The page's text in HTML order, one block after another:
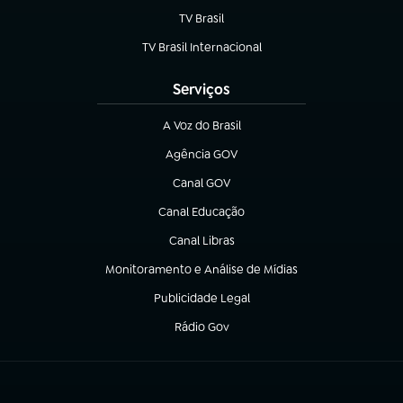
TV Brasil
(abre em nova aba)
TV Brasil Internacional
(abre em nova aba)
Serviços
A Voz do Brasil
(abre em nova aba)
Agência GOV
(abre em nova aba)
Canal GOV
(abre em nova aba)
Canal Educação
(abre em nova aba)
Canal Libras
(abre em nova aba)
Monitoramento e Análise de Mídias
(abre em nova aba)
Publicidade Legal
(abre em nova aba)
Rádio Gov
(abre em nova aba)